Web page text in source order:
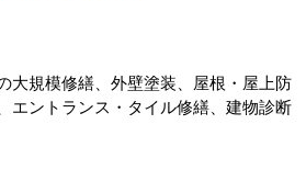
大規模修繕、外壁塗装、屋根・屋上防
エントランス・タイル修繕、建物診断